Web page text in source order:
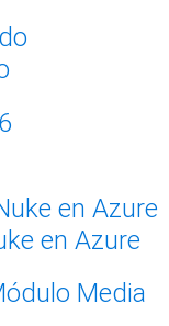
en Azure
Media